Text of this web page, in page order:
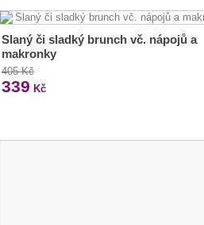
Slaný či sladký brunch vč. nápojů a
makronky
405 Kč
339 Kč